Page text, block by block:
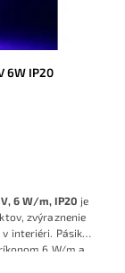
6W IP20
6 W/m, IP20 je
zvýraznenie
interiéri. Pásik
6 W/m a